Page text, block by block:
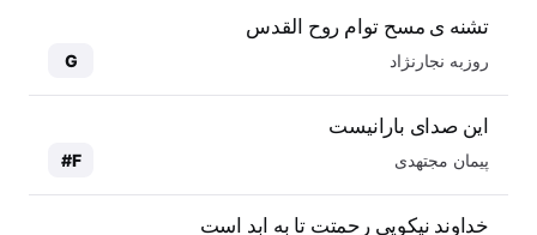
تشنه ی مسح توام روح القدس
روزبه نجارنژاد G
این صدای بارانیست
پیمان مجتهدی F#
خداوند نیکویی رحمتت تا به ابد است